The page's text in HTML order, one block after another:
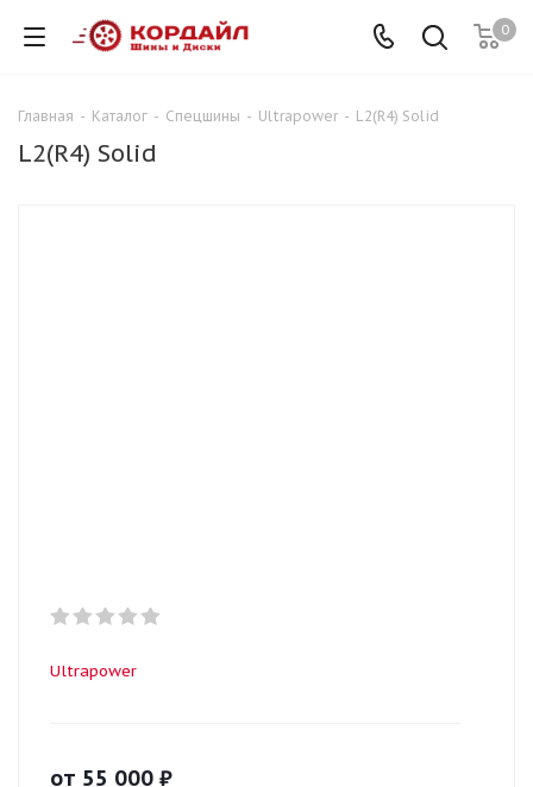
0
Главная - Каталог - Спецшины - Ultrapower - L2(R4) Solid
L2(R4) Solid
Ultrapower
от 55 000 ₽